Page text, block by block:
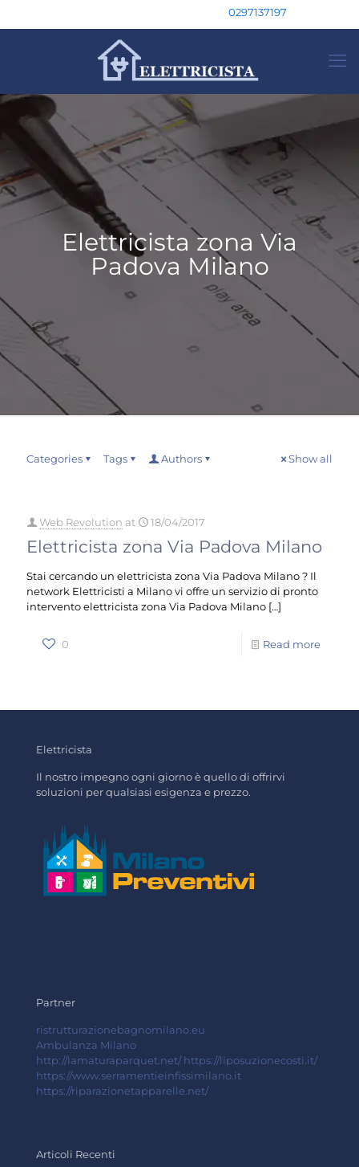
0297137197
Elettricista zona Via
Padova Milano
Categories Tags Authors Show all
Web Revolution at 18/04/2017
Elettricista zona Via Padova Milano
Stai cercando un elettricista zona Via Padova Milano ? Il
network Elettricisti a Milano vi offre un servizio di pronto
intervento elettricista zona Via Padova Milano […]
0 Read more
Elettricista
Il nostro impegno ogni giorno è quello di offrirvi
soluzioni per qualsiasi esigenza e prezzo.
Partner
ristrutturazionebagnomilano.eu
Ambulanza Milano
http://lamaturaparquet.net/ https://liposuzionecosti.it/
https://www.serramentieinfissimilano.it
https://riparazionetapparelle.net/
Articoli Recenti